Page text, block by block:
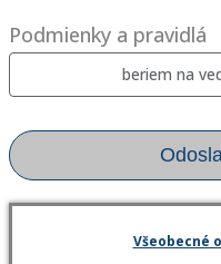
Podmienky a pravidlá
beriem na
Všeobecné